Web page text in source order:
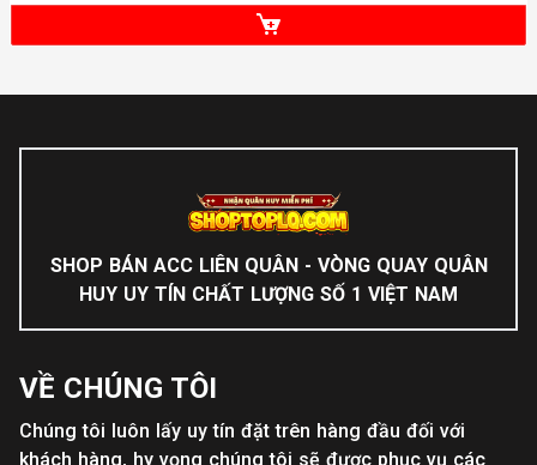
SHOP BÁN ACC LIÊN QUÂN - VÒNG QUAY QUÂN
HUY UY TÍN CHẤT LƯỢNG SỐ 1 VIỆT NAM
VỀ CHÚNG TÔI
Chúng tôi luôn lấy uy tín đặt trên hàng đầu đối với
khách hàng, hy vọng chúng tôi sẽ được phục vụ các